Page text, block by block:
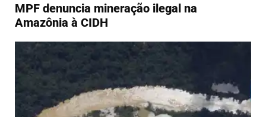
MPF denuncia mineração ilegal na
Amazônia à CIDH